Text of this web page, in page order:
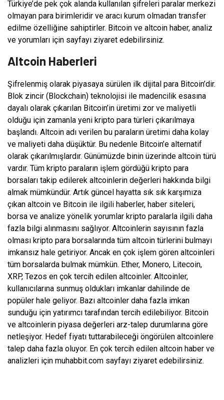
Türkiye’de pek çok alanda kullanılan şifreleri paralar merkezi
olmayan para birimleridir ve aracı kurum olmadan transfer
edilme özelliğine sahiptirler. Bitcoin ve altcoin haber, analiz
ve yorumları için sayfayı ziyaret edebilirsiniz.
Altcoin Haberleri
Şifrelenmiş olarak piyasaya sürülen ilk dijital para Bitcoin’dir.
Blok zincir (Blockchain) teknolojisi ile madencilik esasına
dayalı olarak çıkarılan Bitcoin’in üretimi zor ve maliyetli
olduğu için zamanla yeni kripto para türleri çıkarılmaya
başlandı. Altcoin adı verilen bu paraların üretimi daha kolay
ve maliyeti daha düşüktür. Bu nedenle Bitcoin’e alternatif
olarak çıkarılmışlardır. Günümüzde binin üzerinde altcoin türü
vardır. Tüm kripto paraların işlem gördüğü kripto para
borsaları takip edilerek altcoinlerin değerleri hakkında bilgi
almak mümkündür. Artık güncel hayatta sık sık karşımıza
çıkan altcoin ve Bitcoin ile ilgili haberler, haber siteleri,
borsa ve analize yönelik yorumlar kripto paralarla ilgili daha
fazla bilgi alınmasını sağlıyor. Altcoinlerin sayısının fazla
olması kripto para borsalarında tüm altcoin türlerini bulmayı
imkansız hale getiriyor. Ancak en çok işlem gören altcoinleri
tüm borsalarda bulmak mümkün. Ether, Monero, Litecoin,
XRP, Tezos en çok tercih edilen altcoinler. Altcoinler,
kullanıcılarına sunmuş oldukları imkanlar dahilinde de
popüler hale geliyor. Bazı altcoinler daha fazla imkan
sunduğu için yatırımcı tarafından tercih edilebiliyor. Bitcoin
ve altcoinlerin piyasa değerleri arz-talep durumlarına göre
netleşiyor. Hedef fiyatı tuttarabileceği öngörülen altcoinlere
talep daha fazla oluyor. En çok tercih edilen altcoin haber ve
analizleri için muhabbit.com sayfayı ziyaret edebilirsiniz.